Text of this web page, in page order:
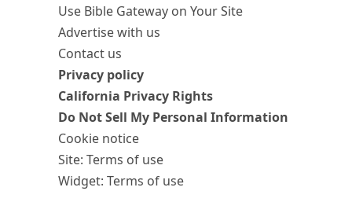
Use Bible Gateway on Your Site
Advertise with us
Contact us
Privacy policy
California Privacy Rights
Do Not Sell My Personal Information
Cookie notice
Site: Terms of use
Widget: Terms of use